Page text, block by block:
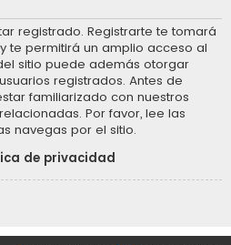
registrado. Registrarte te tomará
te permitirá un amplio acceso al
sitio puede además otorgar
registrados. Antes de
familiarizado con nuestros
Por favor, lee las
navegas por el sitio.
de privacidad